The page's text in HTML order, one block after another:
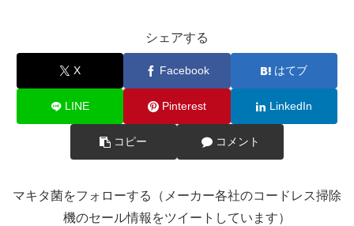
シェアする
X Facebook はてブ
LINE Pinterest LinkedIn
コピー コメント
マキタ菌をフォローする（メーカー各社のコードレス掃除
機のセール情報をツイートしています）